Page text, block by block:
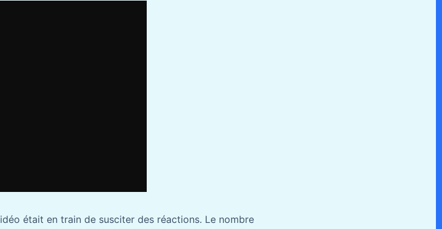
était en train de susciter des réactions. Le nombre